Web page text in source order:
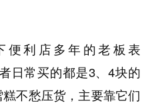
便利店多年的老板表
日常买的都是3、4块的
不愁压货，主要靠它们